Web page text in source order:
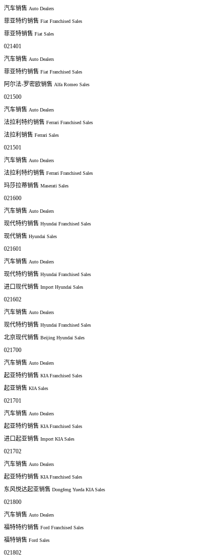
汽车销售 Auto Dealers
菲亚特约销售 Fiat Franchised Sales
菲亚特销售 Fiat Sales
021401
汽车销售 Auto Dealers
菲亚特约销售 Fiat Franchised Sales
阿尔法-罗密欧销售 Alfa Romeo Sales
021500
汽车销售 Auto Dealers
法拉利特约销售 Ferrari Franchised Sales
法拉利销售 Ferrari Sales
021501
汽车销售 Auto Dealers
法拉利特约销售 Ferrari Franchised Sales
玛莎拉蒂销售 Maserati Sales
021600
汽车销售 Auto Dealers
现代特约销售 Hyundai Franchised Sales
现代销售 Hyundai Sales
021601
汽车销售 Auto Dealers
现代特约销售 Hyundai Franchised Sales
进口现代销售 Import Hyundai Sales
021602
汽车销售 Auto Dealers
现代特约销售 Hyundai Franchised Sales
北京现代销售 Beijing Hyundai Sales
021700
汽车销售 Auto Dealers
起亚特约销售 KIA Franchised Sales
起亚销售 KIA Sales
021701
汽车销售 Auto Dealers
起亚特约销售 KIA Franchised Sales
进口起亚销售 Import KIA Sales
021702
汽车销售 Auto Dealers
起亚特约销售 KIA Franchised Sales
东风悦达起亚销售 Dongfeng Yueda KIA Sales
021800
汽车销售 Auto Dealers
福特特约销售 Ford Franchised Sales
福特销售 Ford Sales
021802